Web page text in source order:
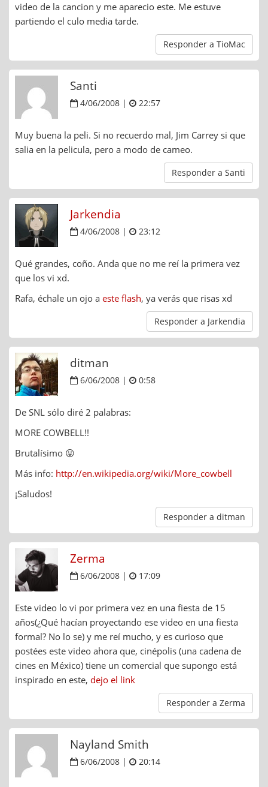
video de la cancion y me aparecio este. Me estuve
partiendo el culo media tarde.
Responder a TioMac
Santi
4/06/2008 | 22:57
Muy buena la peli. Si no recuerdo mal, Jim Carrey si que
salia en la pelicula, pero a modo de cameo.
Responder a Santi
Jarkendia
4/06/2008 | 23:12
Qué grandes, coño. Anda que no me reí la primera vez
que los vi xd.
Rafa, échale un ojo a este flash, ya verás que risas xd
Responder a Jarkendia
ditman
6/06/2008 | 0:58
De SNL sólo diré 2 palabras:
MORE COWBELL!!
Brutalísimo 😛
Más info: http://en.wikipedia.org/wiki/More_cowbell
¡Saludos!
Responder a ditman
Zerma
6/06/2008 | 17:09
Este video lo vi por primera vez en una fiesta de 15
años(¿Qué hacían proyectando ese video en una fiesta
formal? No lo se) y me reí mucho, y es curioso que
postées este video ahora que, cinépolis (una cadena de
cines en México) tiene un comercial que supongo está
inspirado en este, dejo el link
Responder a Zerma
Nayland Smith
6/06/2008 | 20:14